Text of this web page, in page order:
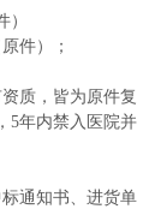
件）；
质，皆为原件复
5年内禁入医院并
通知书、进货单